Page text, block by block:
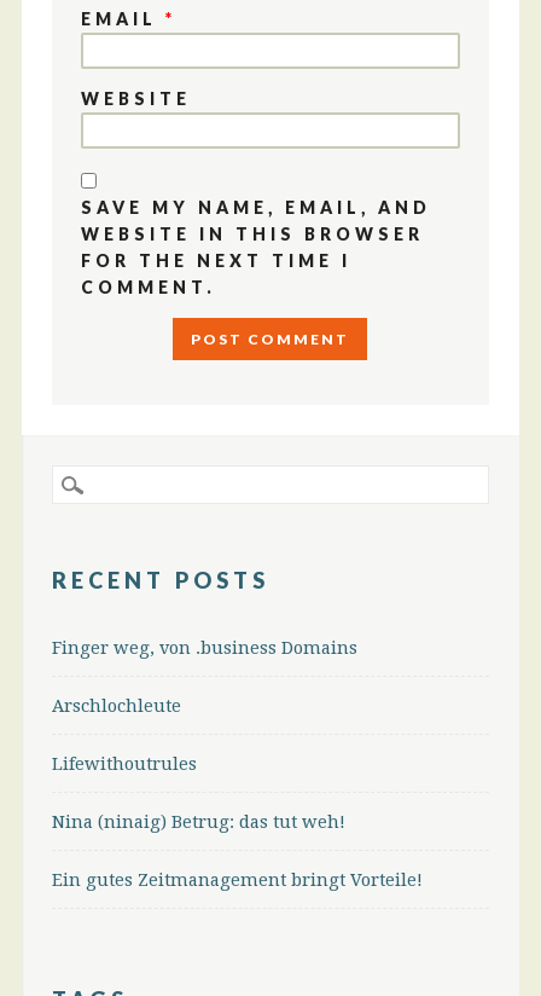
EMAIL*
WEBSITE
SAVE MY NAME, EMAIL, AND
WEBSITE IN THIS BROWSER
FOR THE NEXT TIME I
COMMENT.
RECENT POSTS
Finger weg, von .business Domains
Arschlochleute
Lifewithoutrules
Nina (ninaig) Betrug: das tut weh!
Ein gutes Zeitmanagement bringt Vorteile!